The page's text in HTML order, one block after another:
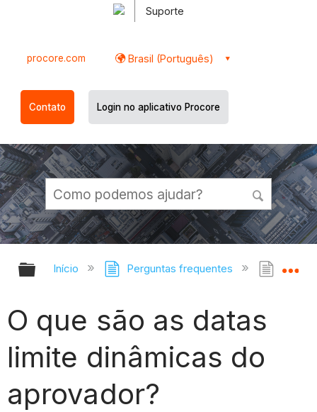
Suporte
procore.com Brasil (Português)
Contato Login no aplicativo Procore
Expandir/recolher hierarquia
Início Perguntas frequentes O
O que são as datas
limite dinâmicas do
aprovador?